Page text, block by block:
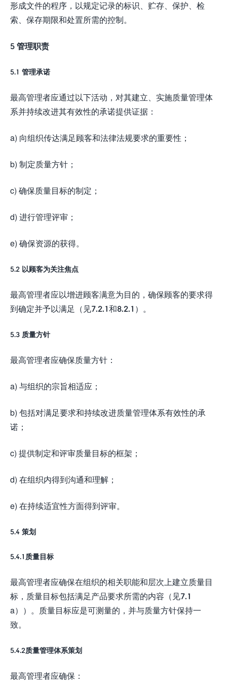
形成文件的程序，以规定记录的标识、贮存、保护、检
索、保存期限和处置所需的控制。
5 管理职责
5.1 管理承诺
最高管理者应通过以下活动，对其建立、实施质量管理体
系并持续改进其有效性的承诺提供证据：
a) 向组织传达满足顾客和法律法规要求的重要性；
b) 制定质量方针；
c) 确保质量目标的制定；
d) 进行管理评审；
e) 确保资源的获得。
5.2 以顾客为关注焦点
最高管理者应以增进顾客满意为目的，确保顾客的要求得
到确定并予以满足（见7.2.1和8.2.1）。
5.3 质量方针
最高管理者应确保质量方针：
a) 与组织的宗旨相适应；
b) 包括对满足要求和持续改进质量管理体系有效性的承
诺；
c) 提供制定和评审质量目标的框架；
d) 在组织内得到沟通和理解；
e) 在持续适宜性方面得到评审。
5.4 策划
5.4.1质量目标
最高管理者应确保在组织的相关职能和层次上建立质量目
标，质量目标包括满足产品要求所需的内容（见7.1
a））。质量目标应是可测量的，并与质量方针保持一
致。
5.4.2质量管理体系策划
最高管理者应确保：